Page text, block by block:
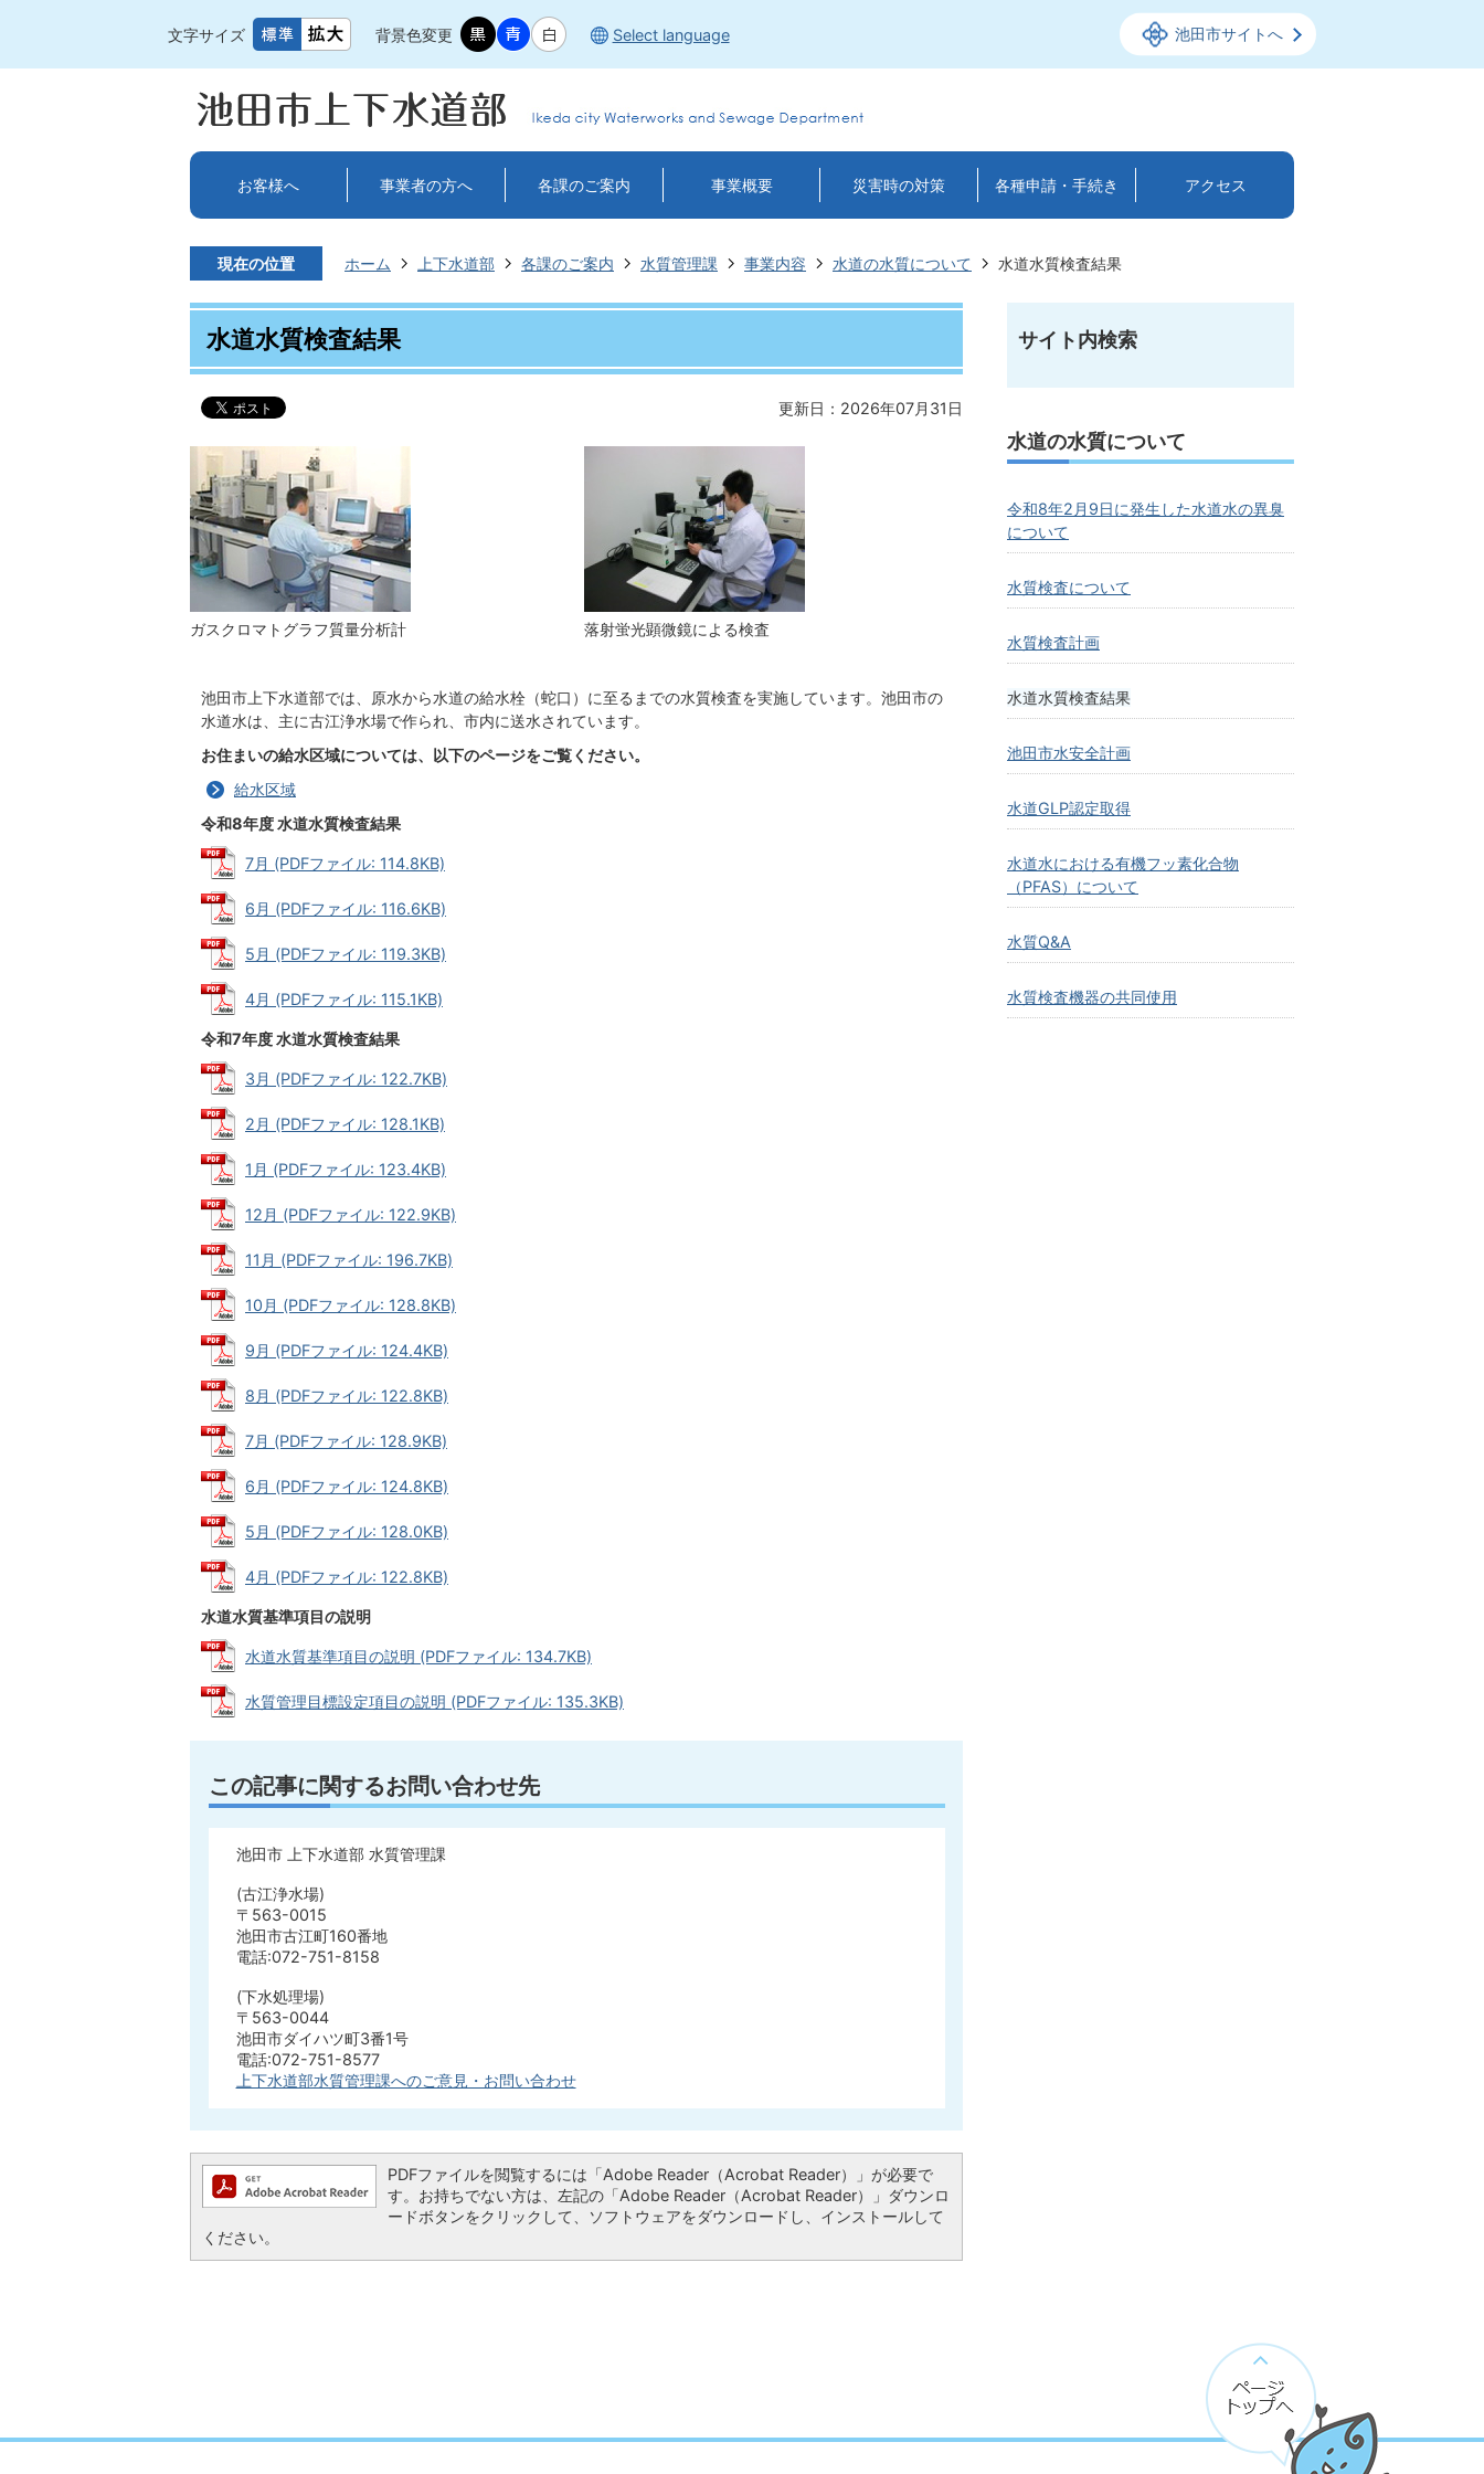
文字サイズ 背景色変更 Select language 池田市サイトへ
お客様へ 事業者の方へ 各課のご案内 事業概要 災害時の対策 各種申請・手続き アクセス
現在の位置 ホーム 上下水道部 各課のご案内 水質管理課 事業内容 水道の水質について 水道水質検査結果
水道水質検査結果
更新日：2026年07月31日
ガスクロマトグラフ質量分析計 落射蛍光顕微鏡による検査
池田市上下水道部では、原水から水道の給水栓（蛇口）に至るまでの水質検査を実施しています。池田市の
水道水は、主に古江浄水場で作られ、市内に送水されています。
お住まいの給水区域については、以下のページをご覧ください。
給水区域
令和8年度 水道水質検査結果
7月 (PDFファイル: 114.8KB)
6月 (PDFファイル: 116.6KB)
5月 (PDFファイル: 119.3KB)
4月 (PDFファイル: 115.1KB)
令和7年度 水道水質検査結果
3月 (PDFファイル: 122.7KB)
2月 (PDFファイル: 128.1KB)
1月 (PDFファイル: 123.4KB)
12月 (PDFファイル: 122.9KB)
11月 (PDFファイル: 196.7KB)
10月 (PDFファイル: 128.8KB)
9月 (PDFファイル: 124.4KB)
8月 (PDFファイル: 122.8KB)
7月 (PDFファイル: 128.9KB)
6月 (PDFファイル: 124.8KB)
5月 (PDFファイル: 128.0KB)
4月 (PDFファイル: 122.8KB)
水道水質基準項目の説明
水道水質基準項目の説明 (PDFファイル: 134.7KB)
水質管理目標設定項目の説明 (PDFファイル: 135.3KB)
この記事に関するお問い合わせ先
池田市 上下水道部 水質管理課
(古江浄水場)
〒563-0015
池田市古江町160番地
電話:072-751-8158
(下水処理場)
〒563-0044
池田市ダイハツ町3番1号
電話:072-751-8577
上下水道部水質管理課へのご意見・お問い合わせ
PDFファイルを閲覧するには「Adobe Reader（Acrobat Reader）」が必要で
す。お持ちでない方は、左記の「Adobe Reader（Acrobat Reader）」ダウンロ
ードボタンをクリックして、ソフトウェアをダウンロードし、インストールして
ください。
サイト内検索
水道の水質について
令和8年2月9日に発生した水道水の異臭
について
水質検査について
水質検査計画
水道水質検査結果
池田市水安全計画
水道GLP認定取得
水道水における有機フッ素化合物
（PFAS）について
水質Q&A
水質検査機器の共同使用
ー
ト
ッ